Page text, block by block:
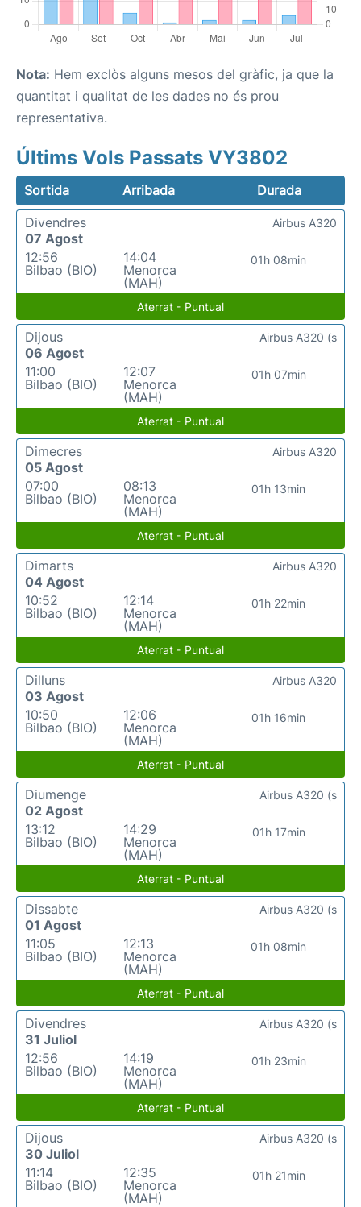
Nota: Hem exclòs alguns mesos del gràfic, ja que la
quantitat i qualitat de les dades no és prou
representativa.
Últims Vols Passats VY3802
Sortida Arribada
Durada
Divendres
07 Agost
12:56
Bilbao (BIO)
14:04
Menorca
(MAH)
01h 08min
Airbus A320
Aterrat - Puntual
Dijous
06 Agost
11:00
Bilbao (BIO)
12:07
Menorca
(MAH)
01h 07min
Airbus A320 (s
Aterrat - Puntual
Dimecres
05 Agost
07:00
Bilbao (BIO)
08:13
Menorca
(MAH)
01h 13min
Airbus A320
Aterrat - Puntual
Dimarts
04 Agost
10:52
Bilbao (BIO)
12:14
Menorca
(MAH)
01h 22min
Airbus A320
Aterrat - Puntual
Dilluns
03 Agost
10:50
Bilbao (BIO)
12:06
Menorca
(MAH)
01h 16min
Airbus A320
Aterrat - Puntual
Diumenge
02 Agost
13:12
Bilbao (BIO)
14:29
Menorca
(MAH)
01h 17min
Airbus A320 (s
Aterrat - Puntual
Dissabte
01 Agost
11:05
Bilbao (BIO)
12:13
Menorca
(MAH)
01h 08min
Airbus A320 (s
Aterrat - Puntual
Divendres
31 Juliol
12:56
Bilbao (BIO)
14:19
Menorca
(MAH)
01h 23min
Airbus A320 (s
Aterrat - Puntual
Dijous
30 Juliol
11:14
Bilbao (BIO)
12:35
Menorca
(MAH)
01h 21min
Airbus A320 (s